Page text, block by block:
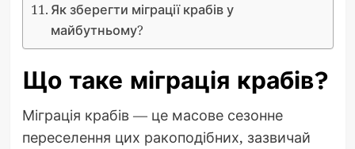
Як зберегти міграції крабів у
майбутньому?
Що таке міграція крабів?
Міграція крабів — це масове сезонне
переселення цих ракоподібних, зазвичай